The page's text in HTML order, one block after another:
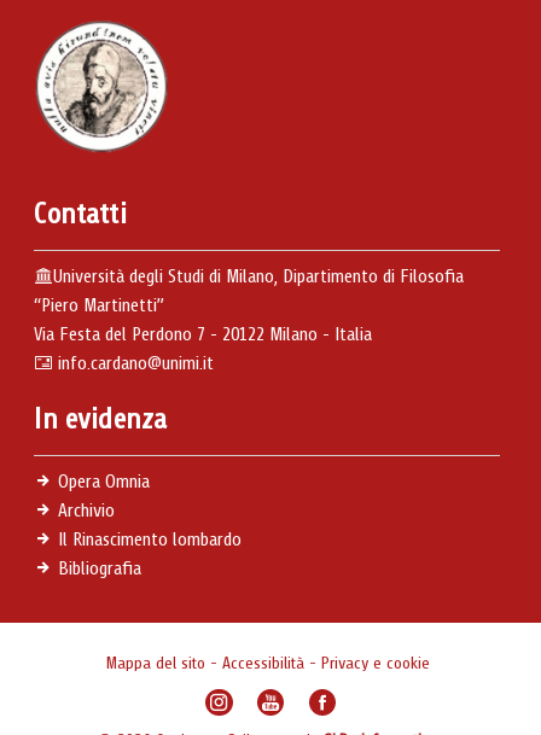
Contatti
Università degli Studi di Milano, Dipartimento di Filosofia
“Piero Martinetti”
Via Festa del Perdono 7 - 20122 Milano - Italia
info.cardano@unimi.it
In evidenza
Opera Omnia
Archivio
Il Rinascimento lombardo
Bibliografia
Mappa del sito - Accessibilità - Privacy e cookie